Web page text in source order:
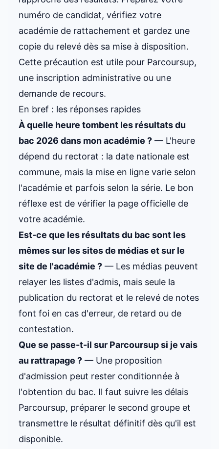
numéro de candidat, vérifiez votre
académie de rattachement et gardez une
copie du relevé dès sa mise à disposition.
Cette précaution est utile pour Parcoursup,
une inscription administrative ou une
demande de recours.
En bref : les réponses rapides
À quelle heure tombent les résultats du
bac 2026 dans mon académie ? — L'heure
dépend du rectorat : la date nationale est
commune, mais la mise en ligne varie selon
l'académie et parfois selon la série. Le bon
réflexe est de vérifier la page officielle de
votre académie.
Est-ce que les résultats du bac sont les
mêmes sur les sites de médias et sur le
site de l'académie ? — Les médias peuvent
relayer les listes d'admis, mais seule la
publication du rectorat et le relevé de notes
font foi en cas d'erreur, de retard ou de
contestation.
Que se passe-t-il sur Parcoursup si je vais
au rattrapage ? — Une proposition
d'admission peut rester conditionnée à
l'obtention du bac. Il faut suivre les délais
Parcoursup, préparer le second groupe et
transmettre le résultat définitif dès qu'il est
disponible.